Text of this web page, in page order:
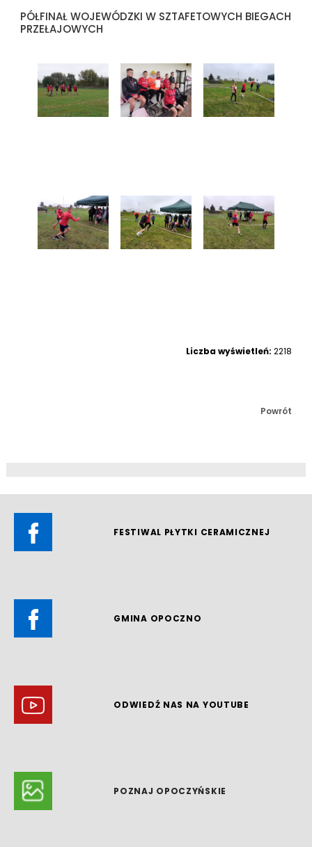
PÓŁFINAŁ WOJEWÓDZKI W SZTAFETOWYCH BIEGACH
PRZEŁAJOWYCH
Liczba wyświetleń: 2218
Powrót
FESTIWAL PŁYTKI CERAMICZNEJ
GMINA OPOCZNO
ODWIEDŹ NAS NA YOUTUBE
POZNAJ OPOCZYŃSKIE